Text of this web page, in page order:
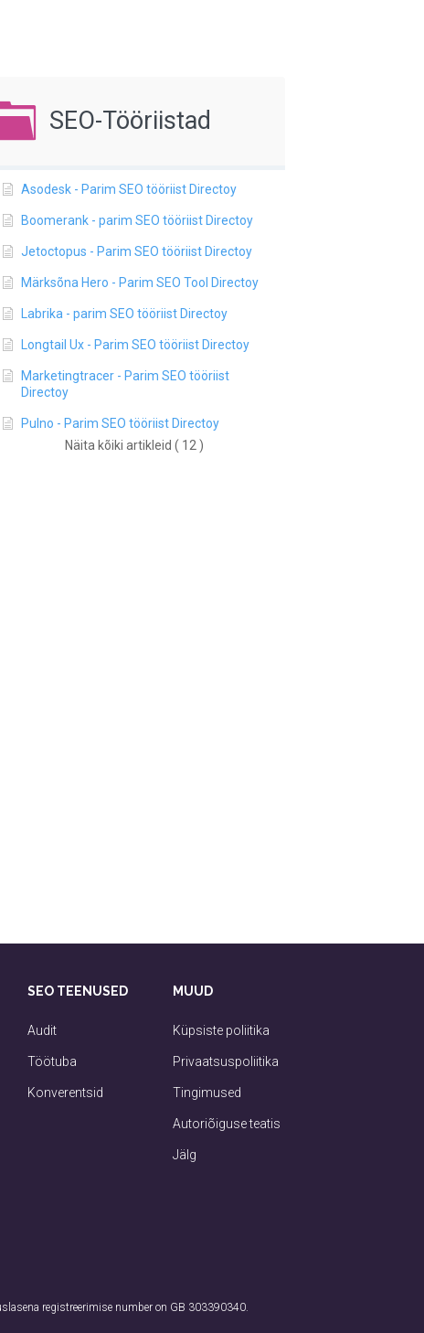
SEO-Tööriistad
Asodesk - Parim SEO tööriist Directoy
Boomerank - parim SEO tööriist Directoy
Jetoctopus - Parim SEO tööriist Directoy
Märksõna Hero - Parim SEO Tool Directoy
Labrika - parim SEO tööriist Directoy
Longtail Ux - Parim SEO tööriist Directoy
Marketingtracer - Parim SEO tööriist
Directoy
Pulno - Parim SEO tööriist Directoy
Näita kõiki artikleid ( 12 )
SEO TEENUSED
Audit
Töötuba
Konverentsid
MUUD
Küpsiste poliitika
Privaatsuspoliitika
Tingimused
Autoriõiguse teatis
Jälg
registreerimise number on GB 303390340.